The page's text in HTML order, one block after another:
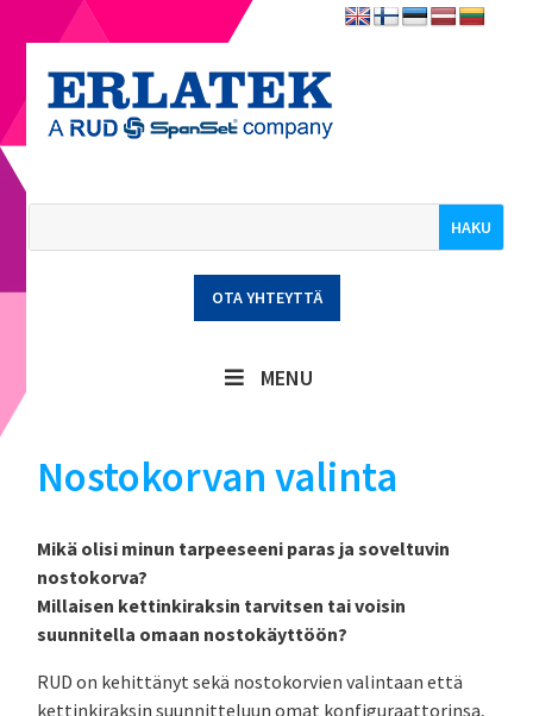
OTA YHTEYTTÄ
MENU
Nostokorvan valinta
Mikä olisi minun tarpeeseeni paras ja soveltuvin
nostokorva?
Millaisen kettinkiraksin tarvitsen tai voisin
suunnitella omaan nostokäyttöön?
RUD on kehittänyt sekä nostokorvien valintaan että
kettinkiraksin suunnitteluun omat konfiguraattorinsa,